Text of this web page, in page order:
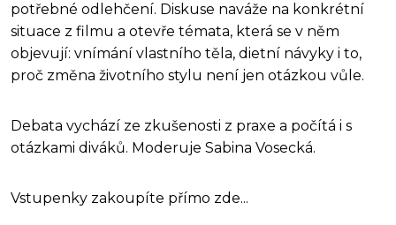
potřebné odlehčení. Diskuse naváže na konkrétní
situace z filmu a otevře témata, která se v něm
objevují: vnímání vlastního těla, dietní návyky i to,
proč změna životního stylu není jen otázkou vůle.
Debata vychází ze zkušenosti z praxe a počítá i s
otázkami diváků. Moderuje Sabina Vosecká.
Vstupenky zakoupíte přímo zde...